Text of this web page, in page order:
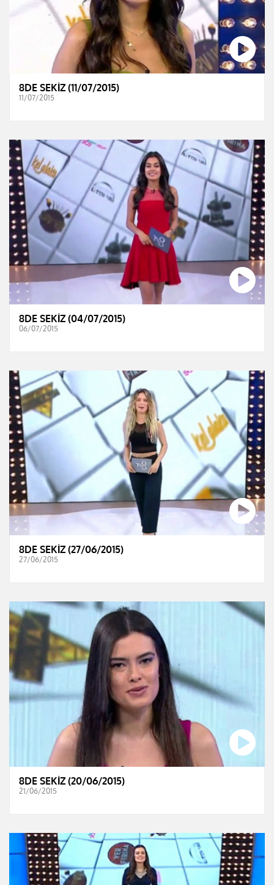
8DE SEKİZ (11/07/2015)
11/07/2015
8DE SEKİZ (04/07/2015)
06/07/2015
8DE SEKİZ (27/06/2015)
27/06/2015
8DE SEKİZ (20/06/2015)
21/06/2015